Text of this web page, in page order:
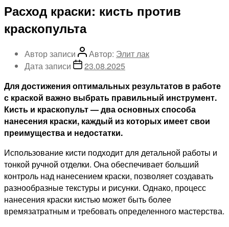
Расход краски: кисть против
краскопульта
Автор записи Автор: Элит лак
Дата записи
23.08.2025
Для достижения оптимальных результатов в работе
с краской важно выбрать правильный инструмент.
Кисть и краскопульт — два основных способа
нанесения краски, каждый из которых имеет свои
преимущества и недостатки.
Использование кисти подходит для детальной работы и
тонкой ручной отделки. Она обеспечивает больший
контроль над нанесением краски, позволяет создавать
разнообразные текстуры и рисунки. Однако, процесс
нанесения краски кистью может быть более
времязатратным и требовать определенного мастерства.